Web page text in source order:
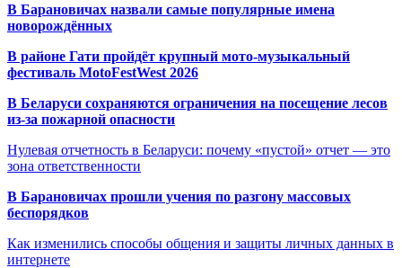
В Барановичах назвали самые популярные имена
новорождённых
В районе Гати пройдёт крупный мото-музыкальный
фестиваль MotoFestWest 2026
В Беларуси сохраняются ограничения на посещение лесов
из-за пожарной опасности
Нулевая отчетность в Беларуси: почему «пустой» отчет — это
зона ответственности
В Барановичах прошли учения по разгону массовых
беспорядков
Как изменились способы общения и защиты личных данных в
интернете